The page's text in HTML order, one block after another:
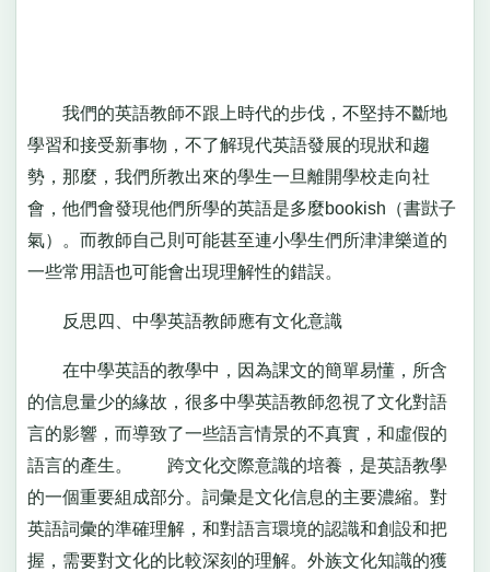
我們的英語教師不跟上時代的步伐，不堅持不斷地
學習和接受新事物，不了解現代英語發展的現狀和趨
勢，那麼，我們所教出來的學生一旦離開學校走向社
會，他們會發現他們所學的英語是多麼bookish（書獃子
氣）。而教師自己則可能甚至連小學生們所津津樂道的
一些常用語也可能會出現理解性的錯誤。
反思四、中學英語教師應有文化意識
在中學英語的教學中，因為課文的簡單易懂，所含
的信息量少的緣故，很多中學英語教師忽視了文化對語
言的影響，而導致了一些語言情景的不真實，和虛假的
語言的產生。 跨文化交際意識的培養，是英語教學
的一個重要組成部分。詞彙是文化信息的主要濃縮。對
英語詞彙的準確理解，和對語言環境的認識和創設和把
握，需要對文化的比較深刻的理解。外族文化知識的獲